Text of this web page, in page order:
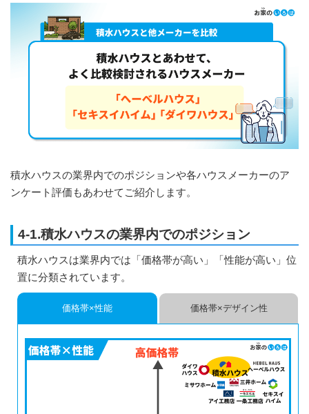
積水ハウスの業界内でのポジションや各ハウスメーカーのア
ンケート評価もあわせてご紹介します。
4-1.積水ハウスの業界内でのポジション
積水ハウスは業界内では「価格帯が高い」「性能が高い」位
置に分類されています。
価格帯×性能 価格帯×デザイン性